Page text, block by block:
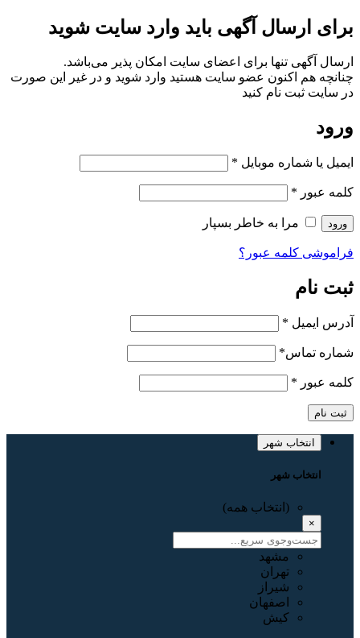
برای ارسال آگهی باید وارد سایت شوید
ارسال آگهی تنها برای اعضای سایت امکان پذیر می‌باشد.
چنانچه هم‌ اکنون عضو سایت هستید وارد شوید و در غیر این صورت
در سایت ثبت نام کنید
ورود
ایمیل یا شماره موبایل *
کلمه عبور *
ورود مرا به خاطر بسپار
فراموشی کلمه عبور؟
ثبت نام
آدرس ایمیل *
شماره تماس*
کلمه عبور *
ثبت نام
انتخاب شهر
انتخاب شهر
(انتخاب همه)
×
مشهد
تهران
شیراز
اصفهان
کیش